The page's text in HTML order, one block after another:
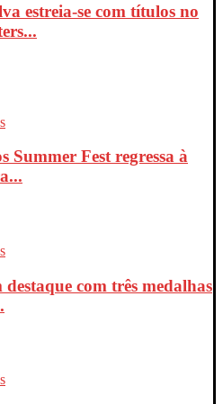
estreia-se com títulos no
Summer Fest regressa à
com três medalhas